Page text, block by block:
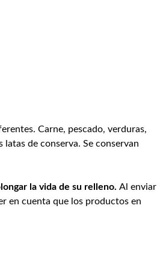
Carne, pescado, verduras,
de conserva. Se conservan
la vida de su relleno.Al enviar
en cuenta que los productos en